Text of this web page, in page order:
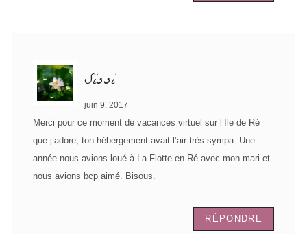
Sissi
juin 9, 2017
Merci pour ce moment de vacances virtuel sur l’Ile de Ré
que j’adore, ton hébergement avait l’air très sympa. Une
année nous avions loué à La Flotte en Ré avec mon mari et
nous avions bcp aimé. Bisous.
RÉPONDRE